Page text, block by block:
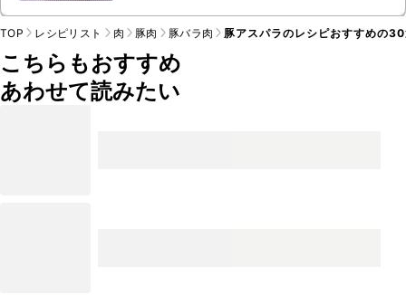
TOP レシピリスト 肉 豚肉 豚バラ肉 豚アスパラのレシピおすすめの
こちらもおすすめ
あわせて読みたい